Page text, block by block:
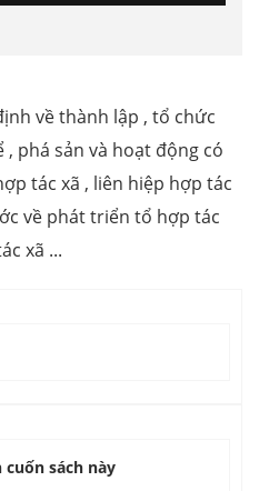
về thành lập , tổ chức
phá sản và hoạt động có
tác xã , liên hiệp hợp tác
về phát triển tổ hợp tác
xã ...
sách này